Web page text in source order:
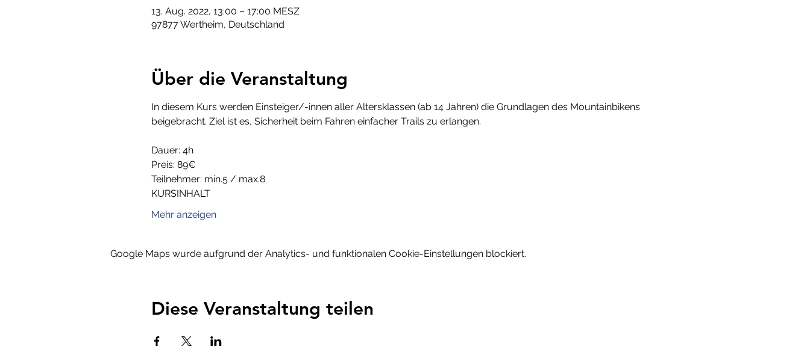
13. Aug. 2022, 13:00 – 17:00 MESZ
97877 Wertheim, Deutschland
Über die Veranstaltung
In diesem Kurs werden Einsteiger/-innen aller Altersklassen (ab 14 Jahren) die Grundlagen des Mountainbikens
beigebracht. Ziel ist es, Sicherheit beim Fahren einfacher Trails zu erlangen.
Dauer: 4h
Preis: 89€
Teilnehmer: min.5 / max.8
KURSINHALT
Mehr anzeigen
Google Maps wurde aufgrund der Analytics- und funktionalen Cookie-Einstellungen blockiert.
Diese Veranstaltung teilen